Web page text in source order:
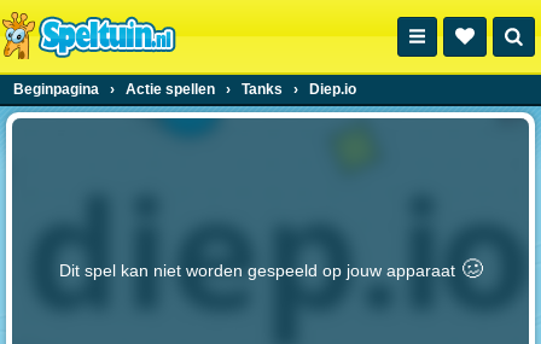
Beginpagina › Actie spellen › Tanks › Diep.io
Dit spel kan niet worden gespeeld op jouw apparaat 🥴️